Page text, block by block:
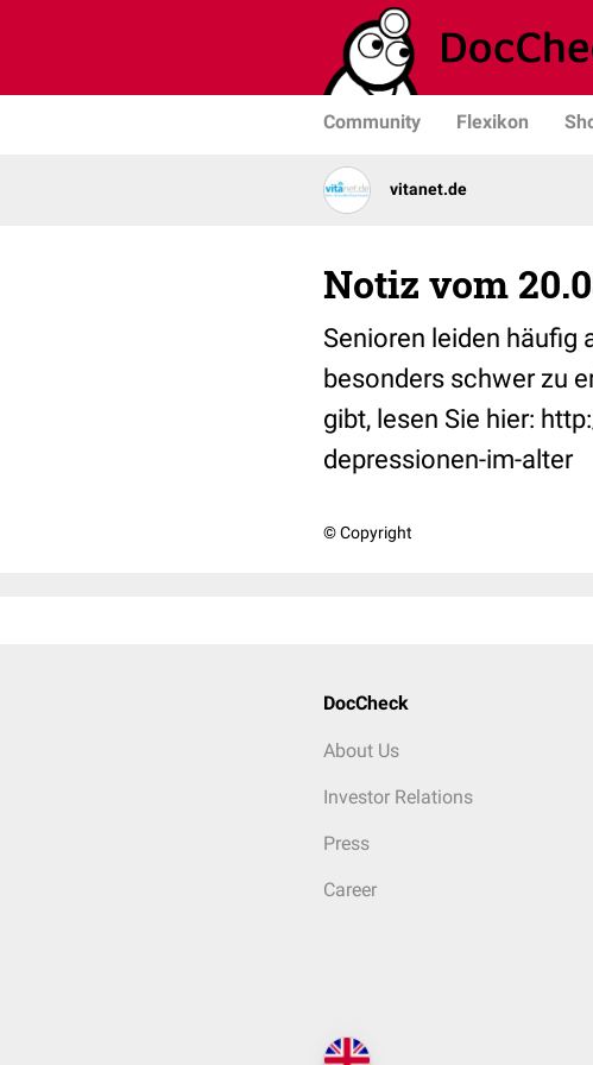
Community Flexikon
vitanet.de
Notiz vom
Senioren leiden häufig
besonders schwer zu
gibt, lesen Sie hier:
depressionen-im-alter
© Copyright
DocCheck
About Us
Investor Relations
Press
Career